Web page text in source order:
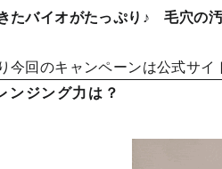
たバイオがたっぷり♪ 毛穴の汚
回のキャンペーンは公式サイ
ジング力は？